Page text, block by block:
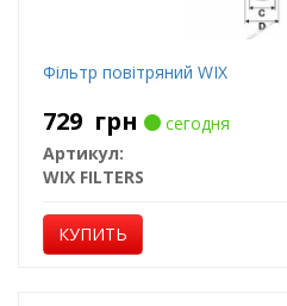
Фільтр повітряний WIX
729 грн
сегодня
Артикул:
WIX FILTERS
КУПИТЬ